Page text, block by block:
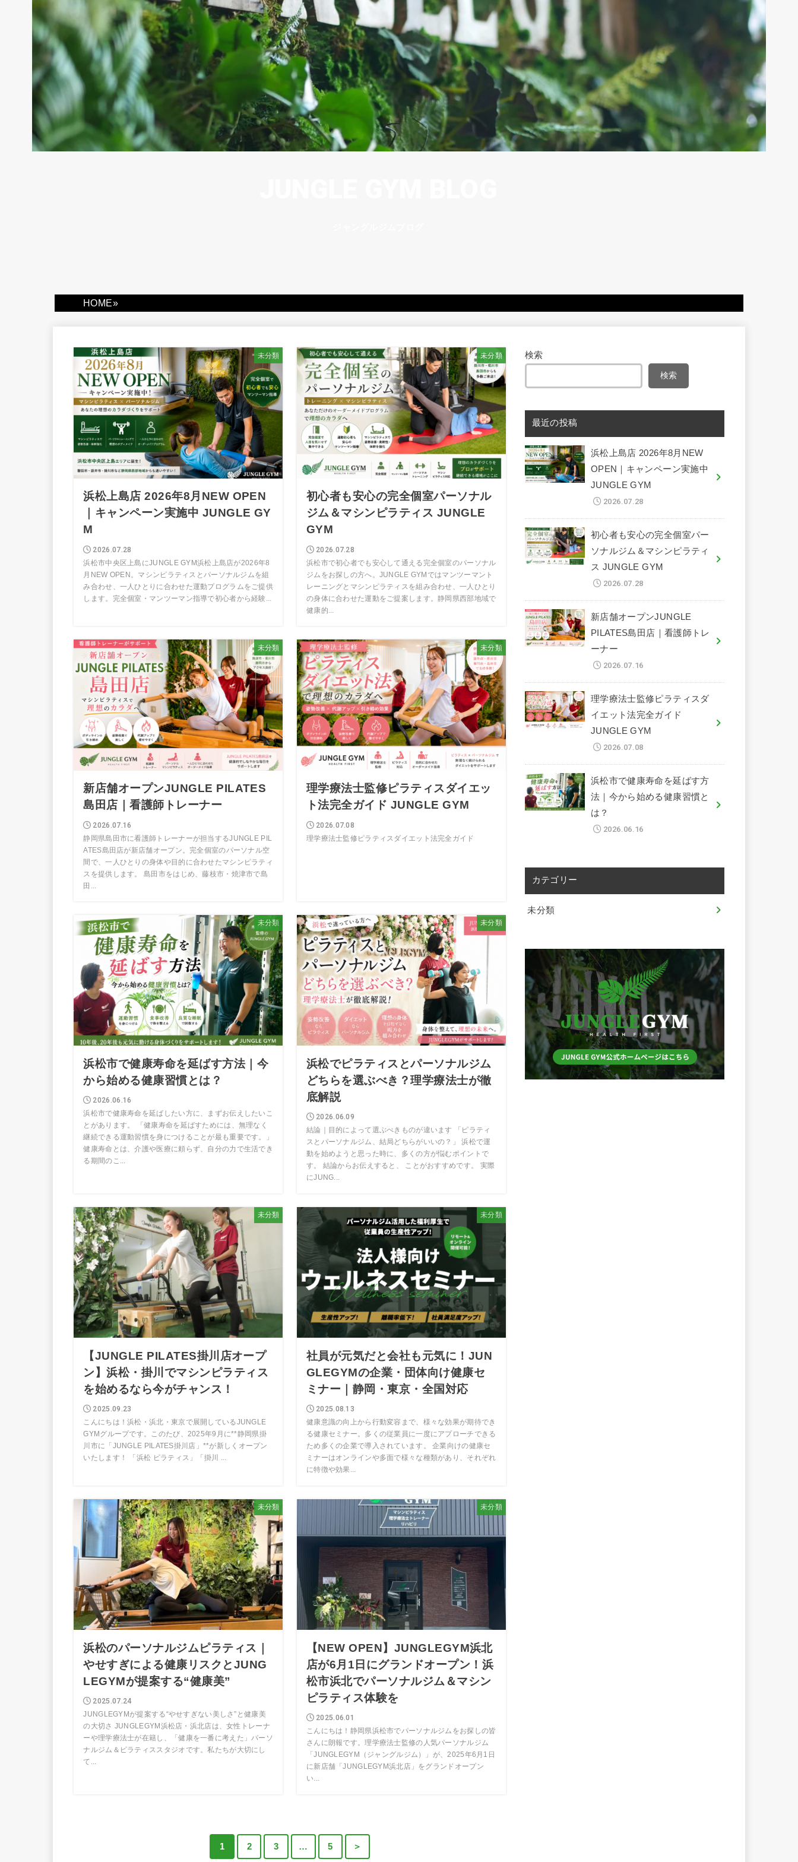
HOME»
未分類
浜松上島店 2026年8月NEW OPEN
｜キャンペーン実施中 JUNGLE GY
M
2026.07.28
浜松市中央区上島にJUNGLE GYM浜松上島店が2026年8
月NEW OPEN。マシンピラティスとパーソナルジムを組
み合わせ、一人ひとりに合わせた運動プログラムをご提供
します。完全個室・マンツーマン指導で初心者から経験...
未分類
初心者も安心の完全個室パーソナル
ジム＆マシンピラティス JUNGLE
GYM
2026.07.28
浜松市で初心者でも安心して通える完全個室のパーソナル
ジムをお探しの方へ。JUNGLE GYMではマンツーマント
レーニングとマシンピラティスを組み合わせ、一人ひとり
の身体に合わせた運動をご提案します。静岡県西部地域で
健康的...
未分類
新店舗オープンJUNGLE PILATES
島田店｜看護師トレーナー
2026.07.16
静岡県島田市に看護師トレーナーが担当するJUNGLE PIL
ATES島田店が新店舗オープン。完全個室のパーソナル空
間で、一人ひとりの身体や目的に合わせたマシンピラティ
スを提供します。 島田市をはじめ、藤枝市・焼津市で島
田...
未分類
理学療法士監修ピラティスダイエッ
ト法完全ガイド JUNGLE GYM
2026.07.08
理学療法士監修ピラティスダイエット法完全ガイド
未分類
浜松市で健康寿命を延ばす方法｜今
から始める健康習慣とは？
2026.06.16
浜松市で健康寿命を延ばしたい方に、まずお伝えしたいこ
とがあります。 「健康寿命を延ばすためには、無理なく
継続できる運動習慣を身につけることが最も重要です。」
健康寿命とは、介護や医療に頼らず、自分の力で生活でき
る期間のこ...
未分類
浜松でピラティスとパーソナルジム
どちらを選ぶべき？理学療法士が徹
底解説
2026.06.09
結論｜目的によって選ぶべきものが違います 「ピラティ
スとパーソナルジム、結局どちらがいいの？」 浜松で運
動を始めようと思った時に、多くの方が悩むポイントで
す。 結論からお伝えすると、 ことがおすすめです。 実際
にJUNG...
未分類
【JUNGLE PILATES掛川店オープ
ン】浜松・掛川でマシンピラティス
を始めるなら今がチャンス！
2025.09.23
こんにちは！浜松・浜北・東京で展開しているJUNGLE
GYMグループです。このたび、2025年9月に**静岡県掛
川市に「JUNGLE PILATES掛川店」**が新しくオープン
いたします！ 「浜松 ピラティス」「掛川 ...
未分類
社員が元気だと会社も元気に！JUN
GLEGYMの企業・団体向け健康セ
ミナー｜静岡・東京・全国対応
2025.08.13
健康意識の向上から行動変容まで、様々な効果が期待でき
る健康セミナー。多くの従業員に一度にアプローチできる
ため多くの企業で導入されています。 企業向けの健康セ
ミナーはオンラインや多面で様々な種類があり、それぞれ
に特徴や効果...
未分類
浜松のパーソナルジムピラティス｜
やせすぎによる健康リスクとJUNG
LEGYMが提案する“健康美”
2025.07.24
JUNGLEGYMが提案する“やせすぎない美しさ”と健康美
の大切さ JUNGLEGYM浜松店・浜北店は、女性トレーナ
ーや理学療法士が在籍し、「健康を一番に考えた」パーソ
ナルジム＆ピラティススタジオです。私たちが大切にし
て...
未分類
【NEW OPEN】JUNGLEGYM浜北
店が6月1日にグランドオープン！浜
松市浜北でパーソナルジム＆マシン
ピラティス体験を
2025.06.01
こんにちは！静岡県浜松市でパーソナルジムをお探しの皆
さんに朗報です。理学療法士監修の人気パーソナルジム
「JUNGLEGYM（ジャングルジム）」が、2025年6月1日
に新店舗「JUNGLEGYM浜北店」をグランドオープン
い...
1 2 3 … 5 ＞
検索
検索
最近の投稿
浜松上島店 2026年8月NEW
OPEN｜キャンペーン実施中
JUNGLE GYM
2026.07.28
初心者も安心の完全個室パー
ソナルジム＆マシンピラティ
ス JUNGLE GYM
2026.07.28
新店舗オープンJUNGLE
PILATES島田店｜看護師トレ
ーナー
2026.07.16
理学療法士監修ピラティスダ
イエット法完全ガイド
JUNGLE GYM
2026.07.08
浜松市で健康寿命を延ばす方
法｜今から始める健康習慣と
は？
2026.06.16
カテゴリー
未分類